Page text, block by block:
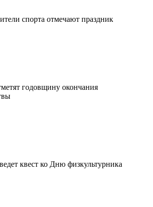
спорта отмечают праздник
годовщину окончания
квест ко Дню физкультурника